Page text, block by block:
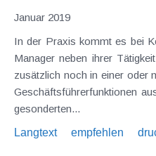
Januar 2019
In der Praxis kommt es bei
Manager neben ihrer
zusätzlich noch in einer oder
Geschäftsführerfunktionen
gesonderten...
Langtext
empfehlen